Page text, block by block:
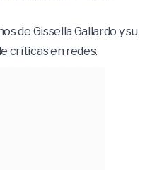
de Gissella Gallardo y su
críticas en redes.